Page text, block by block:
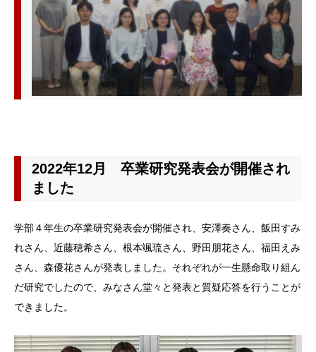
2022年12月 卒業研究発表会が開催され
ました
学部４年生の卒業研究発表会が開催され、安澤奏さん、飯田すみ
れさん、近藤穂希さん、根本颯琉さん、野田朋花さん、福田えみ
さん、森優花さんが発表しました。それぞれが一生懸命取り組ん
だ研究でしたので、みなさん堂々と発表と質疑応答を行うことが
できました。